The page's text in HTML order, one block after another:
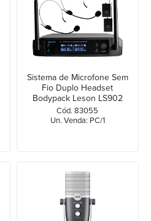
Sistema de Microfone Sem
Fio Duplo Headset
Bodypack Leson LS902
Preto
Cód. 83055
Un. Venda: PC/1